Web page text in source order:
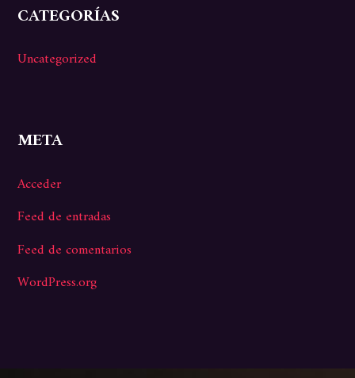
CATEGORÍAS
Uncategorized
META
Acceder
Feed de entradas
Feed de comentarios
WordPress.org